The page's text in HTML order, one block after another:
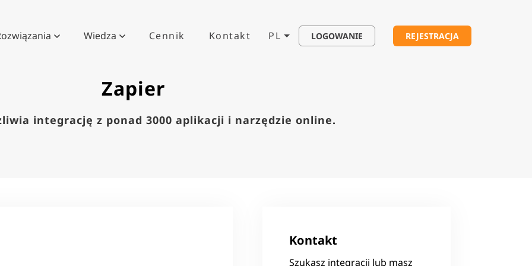
Wiedza Cennik Kontakt PL LOGOWANIE REJESTRACJA
Zapier
integrację z ponad 3000 aplikacji i narzędzie online.
Kontakt
Szukasz integracji lub masz